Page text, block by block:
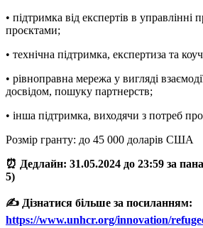
• підтримка від експертів в управлінні
проєктами;
• технічна підтримка, експертиза та
• рівноправна мережа у вигляді
досвідом, пошуку партнерств;
• інша підтримка, виходячи з потреб
Розмір гранту: до 45 000 доларів США
⏰ Дедлайн: 31.05.2024 до 23:59 за
5)
✍️ Дізнатися більше за посиланням:
https://www.unhcr.org/innovation/